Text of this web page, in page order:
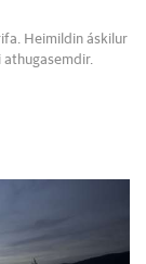
Heimildin áskilur